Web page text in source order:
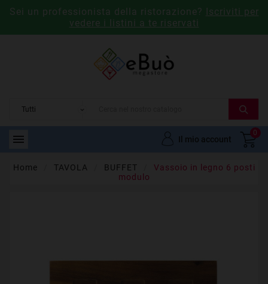
Sei un professionista della ristorazione? Iscriviti per
vedere i listini a te riservati
 Il mio account
0
Home TAVOLA BUFFET
Vassoio in legno 6 posti
modulo